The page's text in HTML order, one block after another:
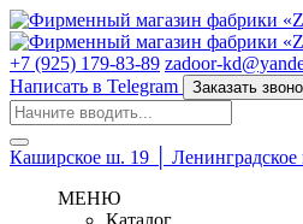
+7 (925) 179-83-89 zadoor-
Написать в Telegram
Заказать
Каширское ш. 19 │ Ленинградское
МЕНЮ
Каталог